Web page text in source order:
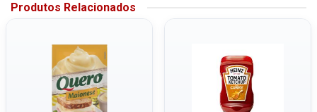
Produtos Relacionados